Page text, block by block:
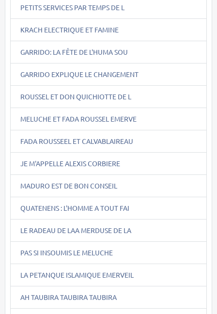
PETITS SERVICES PAR TEMPS DE L
KRACH ELECTRIQUE ET FAMINE
GARRIDO: LA FÊTE DE L'HUMA SOU
GARRIDO EXPLIQUE LE CHANGEMENT
ROUSSEL ET DON QUICHIOTTE DE L
MELUCHE ET FADA ROUSSEL EMERVE
FADA ROUSSEEL ET CALVABLAIREAU
JE M'APPELLE ALEXIS CORBIERE
MADURO EST DE BON CONSEIL
QUATENENS : L'HOMME A TOUT FAI
LE RADEAU DE LAA MERDUSE DE LA
PAS SI INSOUMIS LE MELUCHE
LA PETANQUE ISLAMIQUE EMERVEIL
AH TAUBIRA TAUBIRA TAUBIRA